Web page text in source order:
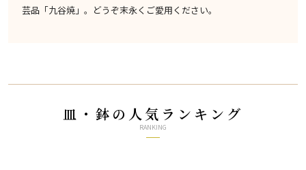
芸品「九谷焼」。どうぞ末永くご愛用ください。
皿・鉢の人気ランキング
RANKING